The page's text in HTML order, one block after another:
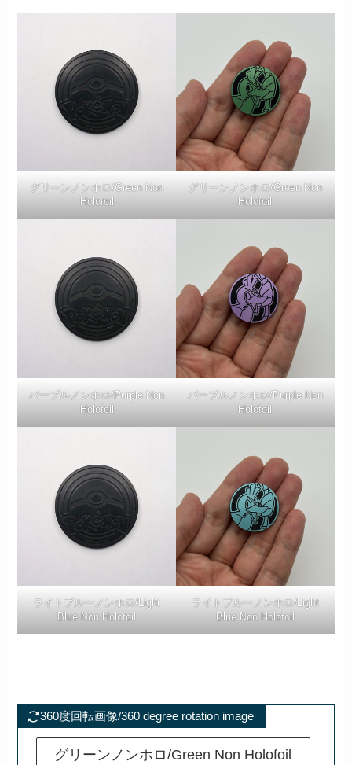
グリーンノンホロ/Green Non
Holofoil
グリーンノンホロ/Green Non
Holofoil
パープルノンホロ/Purple Non
Holofoil
パープルノンホロ/Purple Non
Holofoil
ライトブルーノンホロ/Light
Blue Non Holofoil
ライトブルーノンホロ/Light
Blue Non Holofoil
360度回転画像/360 degree rotation image
グリーンノンホロ/Green Non Holofoil